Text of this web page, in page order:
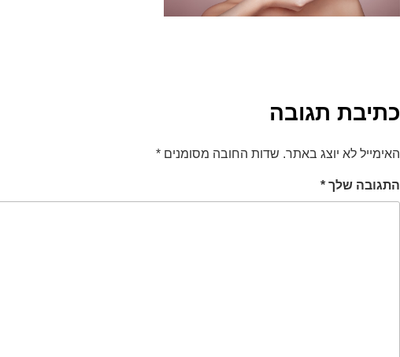
כתיבת תגובה
האימייל לא יוצג באתר. שדות החובה מסומנים *
התגובה שלך *